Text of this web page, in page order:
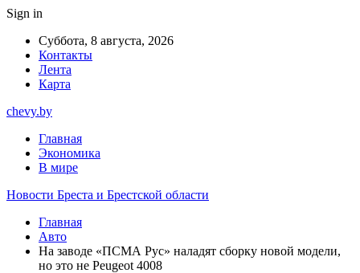
Sign in
Суббота, 8 августа, 2026
Контакты
Лента
Карта
chevy.by
Главная
Экономика
В мире
Новости Бреста и Брестской области
Главная
Авто
На заводе «ПСМА Рус» наладят сборку новой модели,
но это не Peugeot 4008